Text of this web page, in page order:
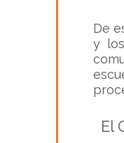
De
y
El